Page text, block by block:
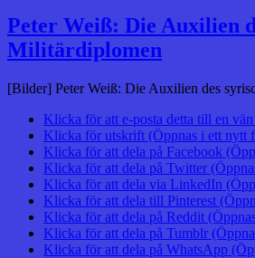
Peter Weiß: Die Auxilien
Militärdiplomen
[Bilder] Peter Weiß: Die Auxilien des
Klicka för att e-posta detta till en
Klicka för utskrift (Öppnas i ett nytt
Klicka för att dela på Facebook
Klicka för att dela på Twitter
Klicka för att dela via LinkedIn
Klicka för att dela till Pinterest
Klicka för att dela på Reddit
Klicka för att dela på Tumblr
Klicka för att dela på WhatsApp